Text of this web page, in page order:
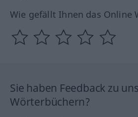
Wie gefällt Ihnen das Online
Sie haben Feedback zu
Wörterbüchern?